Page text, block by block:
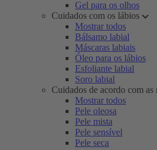
Gel para os olhos
Cuidados com os lábios
Mostrar todos
Bálsamo labial
Máscaras labiais
Óleo para os lábios
Esfoliante labial
Soro labial
Cuidados de acordo com as
Mostrar todos
Pele oleosa
Pele mista
Pele sensível
Pele seca